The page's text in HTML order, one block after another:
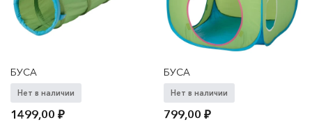
БУСА
Нет в наличии
1499,00₽
БУСА
Нет в наличии
799,00₽